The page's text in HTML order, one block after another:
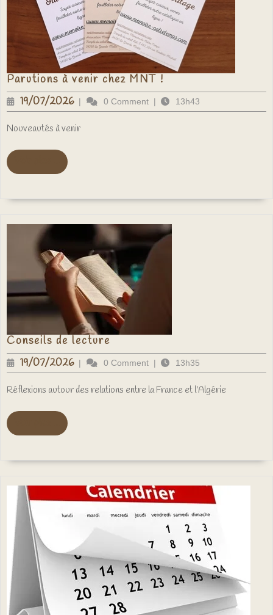
Parutions à venir chez MNT !Parutions
venir
chez
MNT
19/07/202619/07/2026
| 0 Comment | 13h43
Nouveautés à venir
Voir
plus
Conseils de lectureConseils
lecture
19/07/202619/07/2026
| 0 Comment | 13h35
Réflexions autour des relations entre la France et l'Algérie
Voir
plus